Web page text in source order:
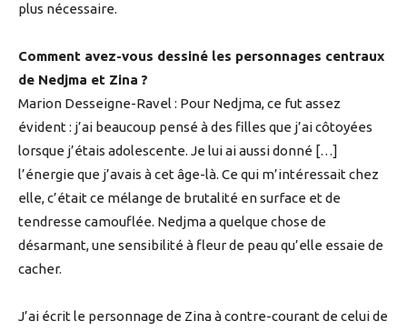
plus nécessaire.
Comment avez-vous dessiné les personnages centraux
de Nedjma et Zina ?
Marion Desseigne-Ravel : Pour Nedjma, ce fut assez
évident : j’ai beaucoup pensé à des filles que j’ai côtoyées
lorsque j’étais adolescente. Je lui ai aussi donné […]
l’énergie que j’avais à cet âge-là. Ce qui m’intéressait chez
elle, c’était ce mélange de brutalité en surface et de
tendresse camouflée. Nedjma a quelque chose de
désarmant, une sensibilité à fleur de peau qu’elle essaie de
cacher.
J’ai écrit le personnage de Zina à contre-courant de celui de